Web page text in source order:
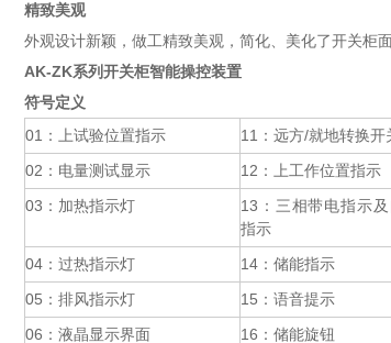
精致美观
外观设计新颖，做工精致美观，简化、美化了开关柜面
AK-ZK系列开关柜智能操控装置
符号定义
01：上试验位置指示
11：远方/就地转换开
02：电量测试显示
12：上工作位置指示
03：加热指示灯
13：三相带电指示
指示
04：过热指示灯
14：储能指示
05：排风指示灯
15：语音提示
06：液晶显示界面
16：储能旋钮